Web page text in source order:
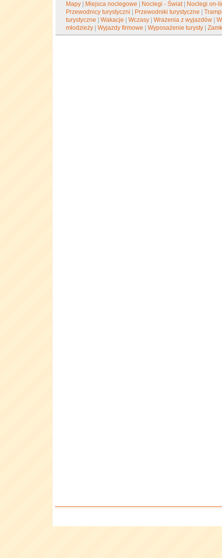
Mapy
Miejsca noclegowe Noclegi - Świat|
Noclegi on-
Przewodnicy turystyczni
Przewodniki turystyczne |
turystyczne |Wakacje |Wczasy |Wrażenia z wyjazdów |
młodzieży |Wyjazdy firmowe |Wyposażenie turysty |